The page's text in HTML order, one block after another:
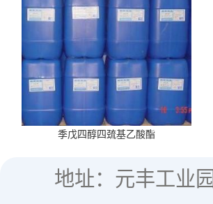
季戊四醇四巯基乙酸酯
地址：元丰工业园